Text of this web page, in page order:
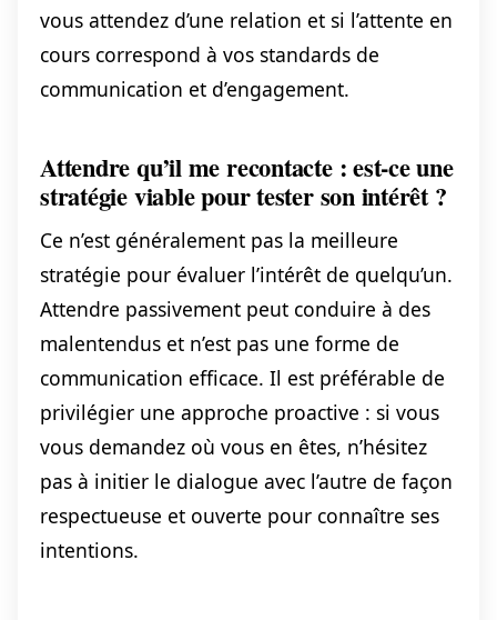
vous attendez d’une relation et si l’attente en
cours correspond à vos standards de
communication et d’engagement.
Attendre qu’il me recontacte : est-ce une
stratégie viable pour tester son intérêt ?
Ce n’est généralement pas la meilleure
stratégie pour évaluer l’intérêt de quelqu’un.
Attendre passivement peut conduire à des
malentendus et n’est pas une forme de
communication efficace. Il est préférable de
privilégier une approche proactive : si vous
vous demandez où vous en êtes, n’hésitez
pas à initier le dialogue avec l’autre de façon
respectueuse et ouverte pour connaître ses
intentions.